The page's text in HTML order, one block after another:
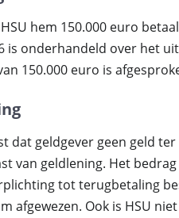
hem 150.000 euro
is onderhandeld over het
150.000 euro is
dat geldgever geen geld
van geldlening. Het
tot terugbetaling
afgewezen. Ook is HSU